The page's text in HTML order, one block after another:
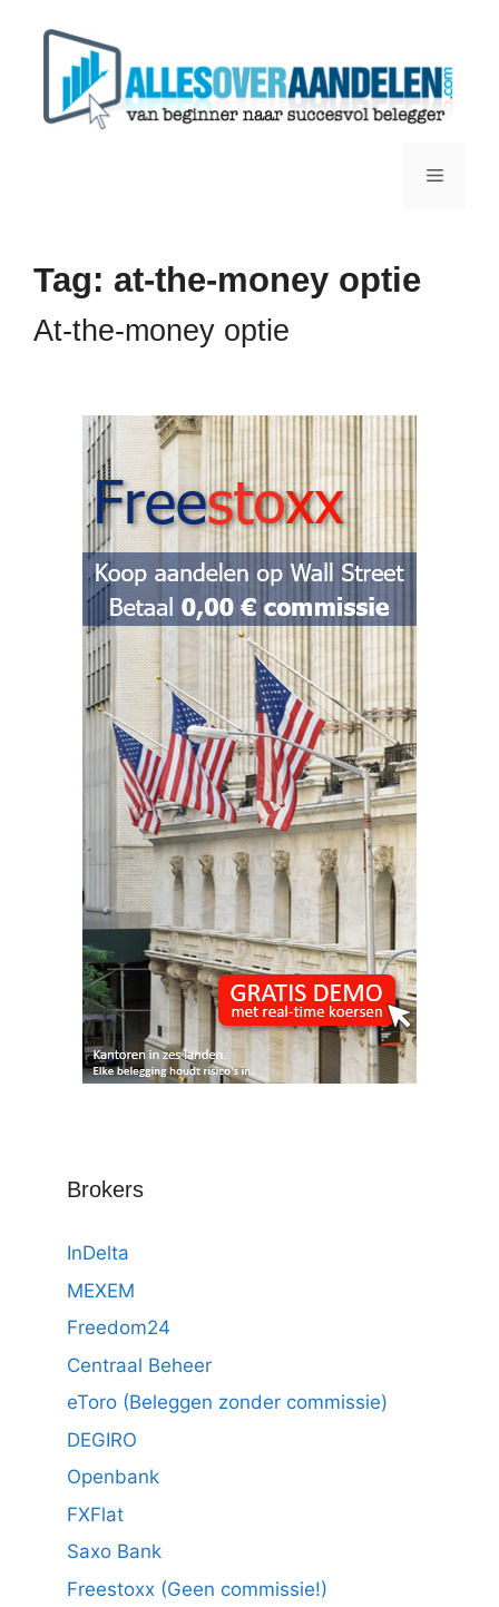
Menu
Tag: at-the-money optie
At-the-money optie
Brokers
InDelta
MEXEM
Freedom24
Centraal Beheer
eToro (Beleggen zonder commissie)
DEGIRO
Openbank
FXFlat
Saxo Bank
Freestoxx (Geen commissie!)